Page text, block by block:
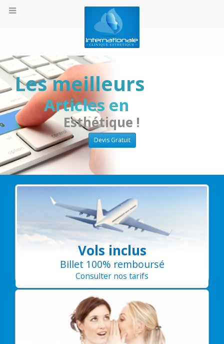
Les meilleurs
Articles en
Esthétique !
Devis Gratuit
Vols inclus
Billet 100% remboursé
Consulter nos tarifs